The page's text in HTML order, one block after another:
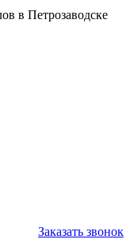
в Петрозаводске
Заказать звонок